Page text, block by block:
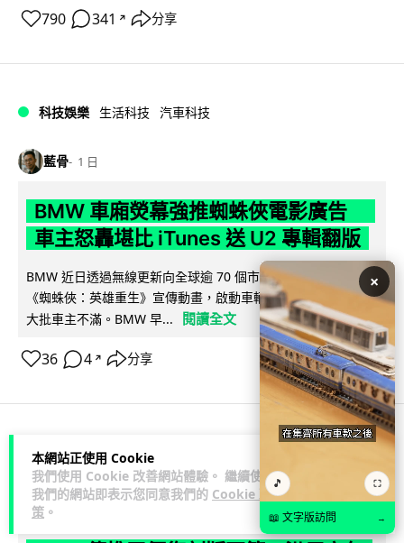
本網站正使用 Cookie
我們使用 Cookie 改善網站體驗。 繼續使用
我們的網站即表示您同意我們的 Cookie 政
策 。
790 341 ↗ 分享
科技娛樂 生活科技 汽車科技
藍骨 1 日
BMW 車廂熒幕強推蜘蛛俠電影廣告
車主怒轟堪比 iTunes 送 U2 專輯翻版
BMW 近日透過無線更新向全球逾 70 個市場車輛中控熒幕推送
《蜘蛛俠：英雄重生》宣傳動畫，啟動車輛即彈出通知，觸發
大批車主不滿。BMW 早...
閱讀全文
36 4 ↗ 分享
3C科技 流動音樂 音樂耳機
藍骨 1 日
×
🎵 ⛶
📖 文字版訪問 →